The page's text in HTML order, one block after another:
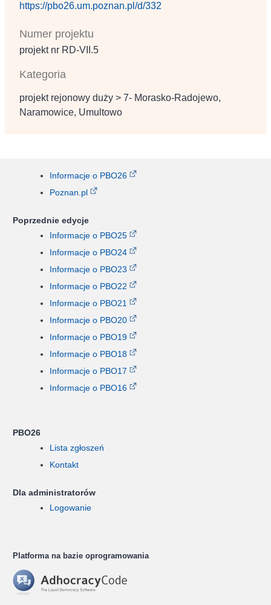
https://pbo26.um.poznan.pl/d/332
Numer projektu
projekt nr RD‐VII.5
Kategoria
projekt rejonowy duży > 7- Morasko-Radojewo,
Naramowice, Umultowo
Informacje o PBO26
Poznan.pl
Poprzednie edycje
Informacje o PBO25
Informacje o PBO24
Informacje o PBO23
Informacje o PBO22
Informacje o PBO21
Informacje o PBO20
Informacje o PBO19
Informacje o PBO18
Informacje o PBO17
Informacje o PBO16
PBO26
Lista zgłoszeń
Kontakt
Dla administratorów
Logowanie
Platforma na bazie oprogramowania